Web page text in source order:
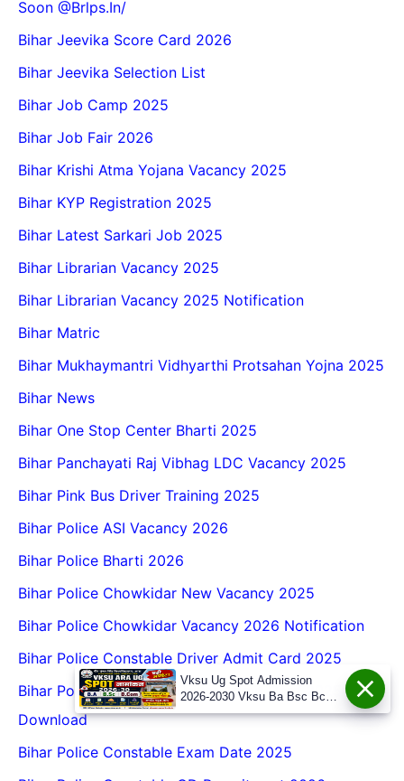
Soon @Brlps.in/
Bihar Jeevika Score Card 2026
Bihar Jeevika Selection List
Bihar Job Camp 2025
Bihar Job Fair 2026
Bihar Krishi Atma Yojana Vacancy 2025
Bihar KYP Registration 2025
Bihar Latest Sarkari Job 2025
Bihar Librarian Vacancy 2025
Bihar Librarian Vacancy 2025 Notification
Bihar Matric
Bihar Mukhaymantri Vidhyarthi Protsahan Yojna 2025
Bihar News
Bihar One Stop Center Bharti 2025
Bihar Panchayati Raj Vibhag LDC Vacancy 2025
Bihar Pink Bus Driver Training 2025
Bihar Police ASI Vacancy 2026
Bihar Police Bharti 2026
Bihar Police Chowkidar New Vacancy 2025
Bihar Police Chowkidar Vacancy 2026 Notification
Bihar Police Constable Driver Admit Card 2025
Bihar Police Constable Driver Admit Card 2025
Download
Bihar Police Constable Exam Date 2025
Vksu Ug Spot Admission
2026-2030 Vksu Ba Bsc Bcom
Spot Admission 2026-30